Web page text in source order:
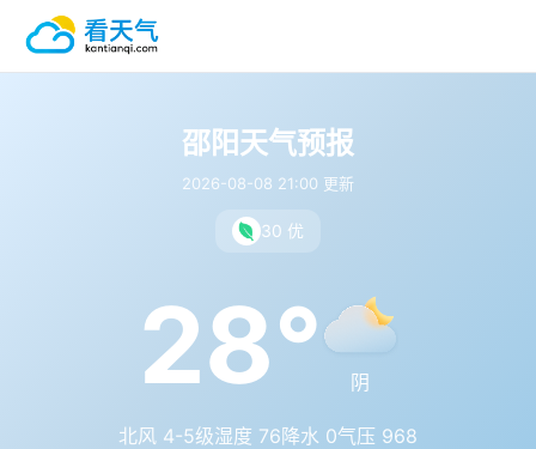
邵阳天气预报
2026-08-08 21:00 更新
30 优
28° 阴
北风 4-5级湿度 76降水 0气压 968